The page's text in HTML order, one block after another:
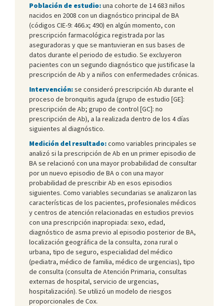
Población de estudio:una cohorte de 14 683 niños
nacidos en 2008 con un diagnóstico principal de BA
(códigos CIE-9: 466.x; 490) en algún momento, con
prescripción farmacológica registrada por las
aseguradoras y que se mantuvieran en sus bases de
datos durante el periodo de estudio. Se excluyeron
pacientes con un segundo diagnóstico que justificase la
prescripción de Ab y a niños con enfermedades crónicas.
Intervención:se consideró prescripción Ab durante el
proceso de bronquitis aguda (grupo de estudio [GE]:
prescripción de Ab; grupo de control [GC]: no
prescripción de Ab), a la realizada dentro de los 4 días
siguientes al diagnóstico.
Medición del resultado:como variables principales se
analizó si la prescripción de Ab en un primer episodio de
BA se relacionó con una mayor probabilidad de consultar
por un nuevo episodio de BA o con una mayor
probabilidad de prescribir Ab en esos episodios
siguientes. Como variables secundarias se analizaron las
características de los pacientes, profesionales médicos
y centros de atención relacionadas en estudios previos
con una prescripción inapropiada: sexo, edad,
diagnóstico de asma previo al episodio posterior de BA,
localización geográfica de la consulta, zona rural o
urbana, tipo de seguro, especialidad del médico
(pediatra, médico de familia, médico de urgencias), tipo
de consulta (consulta de Atención Primaria, consultas
externas de hospital, servicio de urgencias,
hospitalización). Se utilizó un modelo de riesgos
proporcionales de Cox.